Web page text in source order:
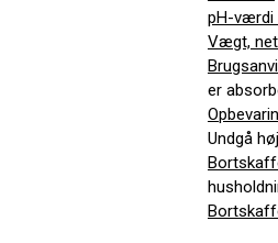
pH-værdi
Vægt,
er
Undgå